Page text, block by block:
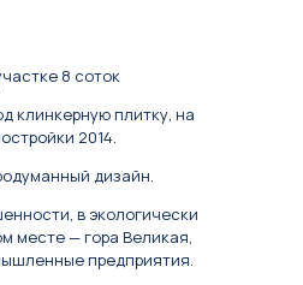
8 соток
клинкерную плитку, на
2014.
дизайн.
в экологически
месте — гора Великая,
предприятия.